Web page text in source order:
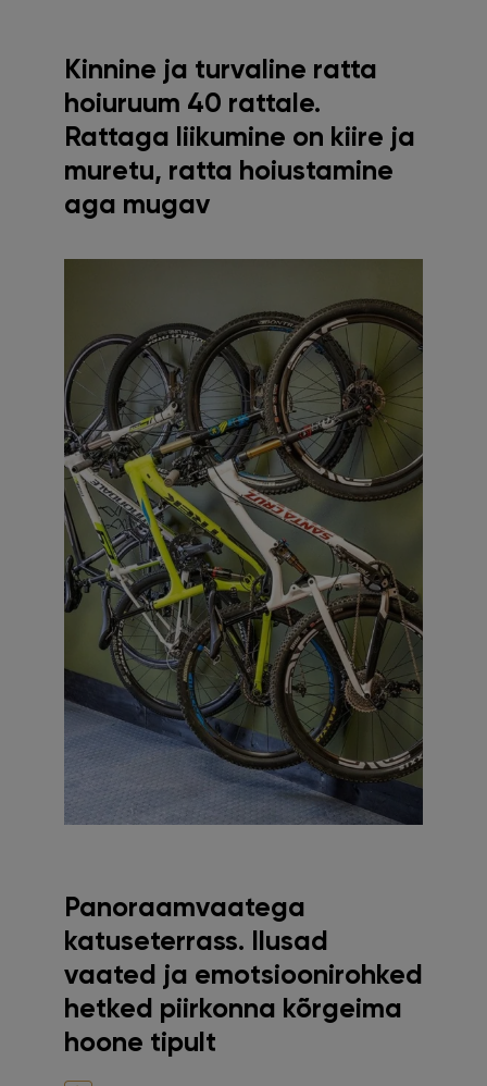
Kinnine ja turvaline ratta
hoiuruum 40 rattale.
Rattaga liikumine on kiire ja
muretu, ratta hoiustamine
aga mugav
Panoraamvaatega
katuseterrass. Ilusad
vaated ja emotsioonirohked
hetked piirkonna kõrgeima
hoone tipult